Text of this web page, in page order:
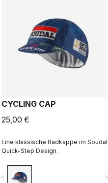
CYCLING CAP
25,00 €
Eine klassische Radkappe im Soudal
Quick-Step Design.
navigate_next